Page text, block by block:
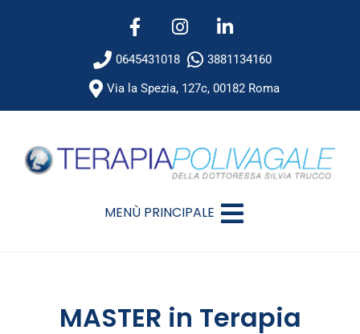
0645431018
3881134160
Via la Spezia, 127c, 00182 Roma
MENÙ PRINCIPALE
MASTER in Terapia